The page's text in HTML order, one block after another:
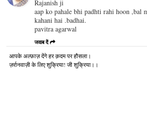
Rajanish ji
aap ko pahale bhi padhti rahi hoon ,bal
kahani hai .badhai.
pavitra agarwal
जवाब दें
आपके अल्‍फ़ाज़ देंगे हर क़दम पर हौसला।
ज़र्रानवाज़ी के लिए शुक्रिया! जी शुक्रिया।।